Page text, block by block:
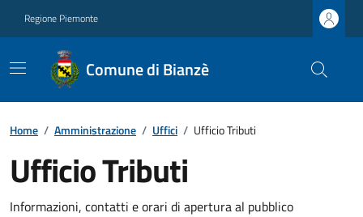
Regione Piemonte
Comune di Bianzè
Home / Amministrazione / Uffici / Ufficio Tributi
Ufficio Tributi
Informazioni, contatti e orari di apertura al pubblico